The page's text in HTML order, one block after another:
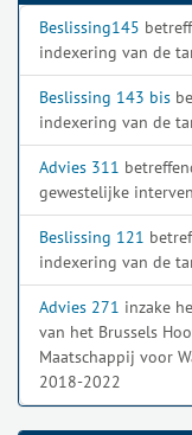
Beslissing145
indexering van de
Beslissing 143 bis
indexering van de
Advies 311
gewestelijke
Beslissing 121
indexering van de
Advies 271 inzake
van het Brussels
Maatschappij voor
2018-2022